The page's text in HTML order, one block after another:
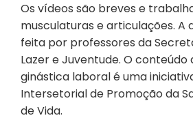
Os vídeos são breves e
musculaturas e articulações. A
feita por professores da
Lazer e Juventude. O conteúdo
ginástica laboral é uma
Intersetorial de Promoção da
de Vida.